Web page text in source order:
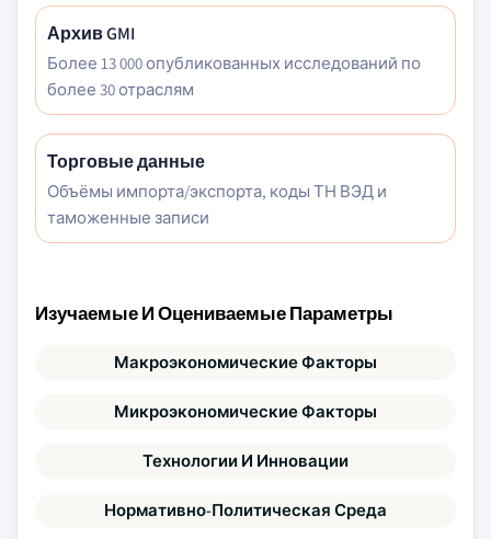
Архив GMI
Более 13 000 опубликованных исследований по
более 30 отраслям
Торговые данные
Объёмы импорта/экспорта, коды ТН ВЭД и
таможенные записи
Изучаемые И Оцениваемые Параметры
Макроэкономические Факторы
Микроэкономические Факторы
Технологии И Инновации
Нормативно-Политическая Среда